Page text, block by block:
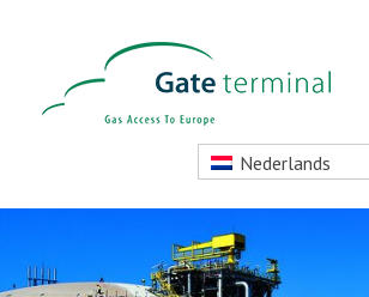
Nederlands